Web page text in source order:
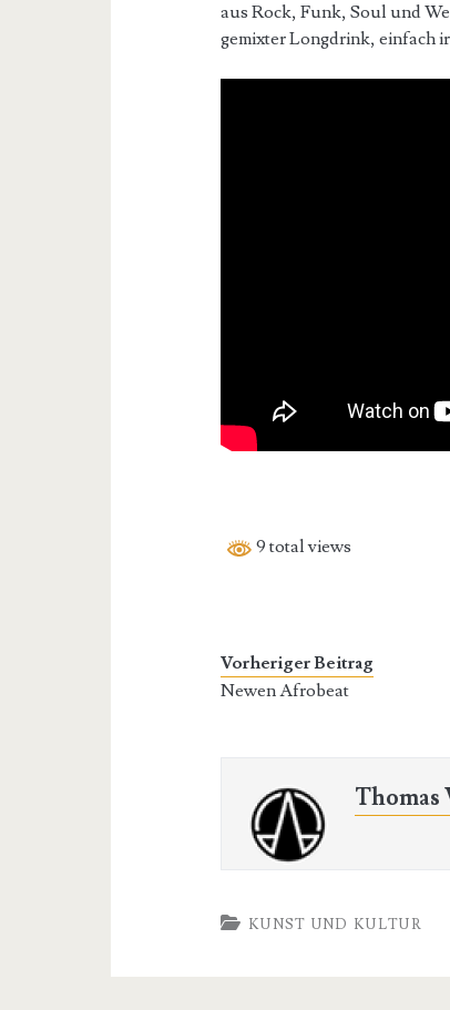
aus Rock, Funk, Soul und
gemixter Longdrink, einfach
9 total views
Vorheriger Beitrag
Newen Afrobeat
KUNST UND KULTUR